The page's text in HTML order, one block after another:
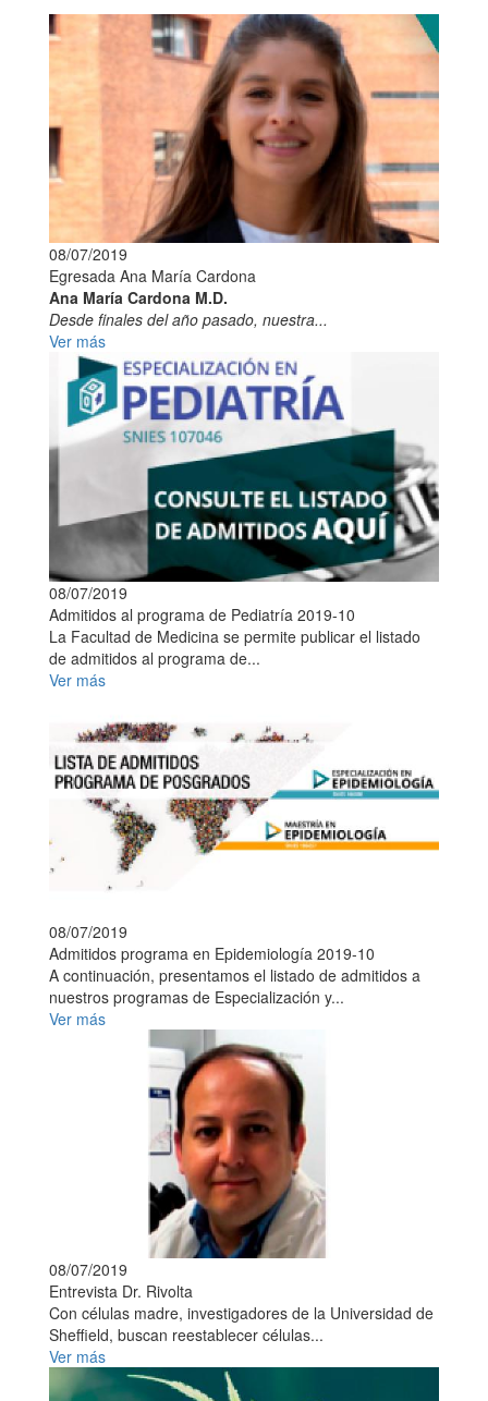
08/07/2019
Egresada Ana María Cardona
Ana María Cardona M.D.
Desde finales del año pasado, nuestra...
Ver más
08/07/2019
Admitidos al programa de Pediatría 2019-10
La Facultad de Medicina se permite publicar el listado
de admitidos al programa de...
Ver más
08/07/2019
Admitidos programa en Epidemiología 2019-10
A continuación, presentamos el listado de admitidos a
nuestros programas de Especialización y...
Ver más
08/07/2019
Entrevista Dr. Rivolta
Con células madre, investigadores de la Universidad de
Sheffield, buscan reestablecer células...
Ver más